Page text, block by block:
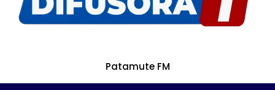
Patamute FM